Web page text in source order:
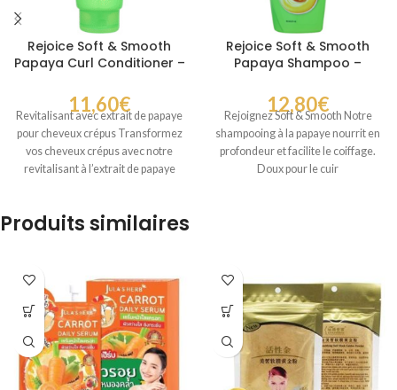
Rejoice Soft & Smooth
Papaya Curl Conditioner –
Papaye Anti-Frisottis 170
ml
11,60€
Revitalisant avec extrait de papaye
pour cheveux crépus Transformez
vos cheveux crépus avec notre
revitalisant à l’extrait de papaye
Rejoice Soft & Smooth
Papaya Shampoo –
à la Papaye 170 ml
12,80€
Rejoignez Soft & Smooth Notre
shampooing à la papaye nourrit en
profondeur et facilite le coiffage.
Doux pour le cuir
Produits similaires